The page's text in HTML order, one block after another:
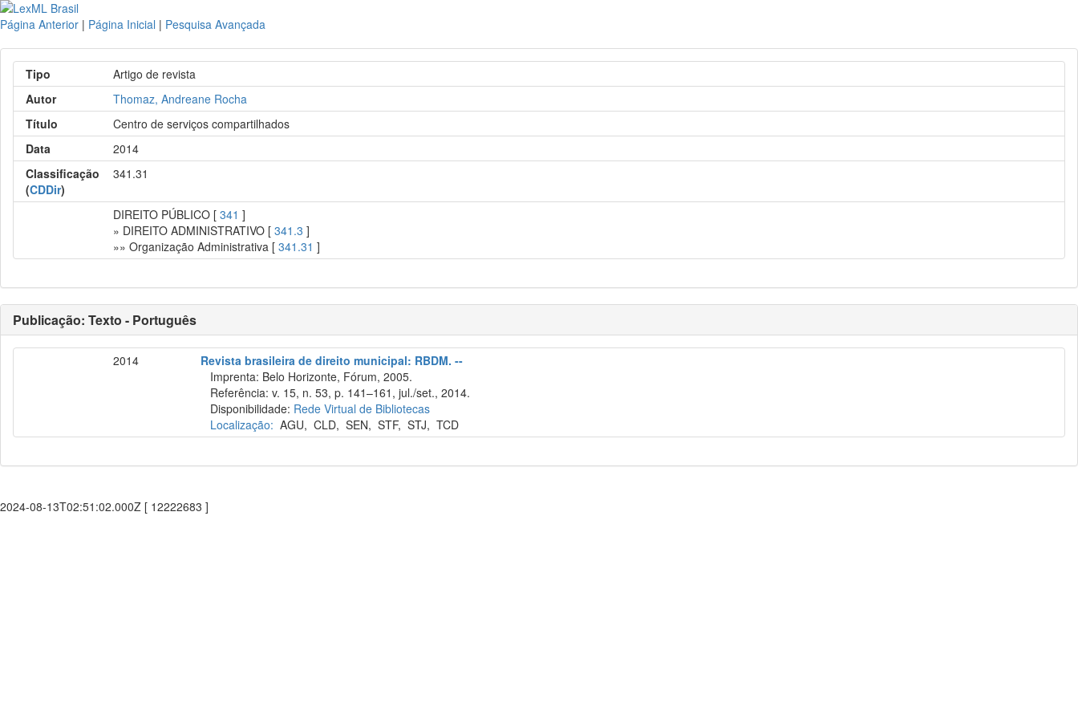
Página Anterior | Página Inicial | Pesquisa Avançada
Tipo
Artigo de revista
Autor
Thomaz, Andreane Rocha
Título
Centro de serviços compartilhados
Data
2014
Classificação
(CDDir)
341.31
DIREITO PÚBLICO [341 ]
» DIREITO ADMINISTRATIVO [341.3 ]
»» Organização Administrativa [341.31 ]
Publicação: Texto - Português
2014
Revista brasileira de direito municipal: RBDM. --
Imprenta: Belo Horizonte, Fórum, 2005.
Referência: v. 15, n. 53, p. 141–161, jul./set., 2014.
Disponibilidade: Rede Virtual de Bibliotecas
Localização: AGU,CLD,SEN,STF,STJ,TCD
2024-08-13T02:51:02.000Z [ 12222683 ]